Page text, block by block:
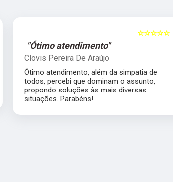
☆☆☆☆☆
"Ótimo atendimento"
Clovis Pereira De Araújo
Ótimo atendimento, além da simpatia de
todos, percebi que dominam o assunto,
propondo soluções às mais diversas
situações. Parabéns!